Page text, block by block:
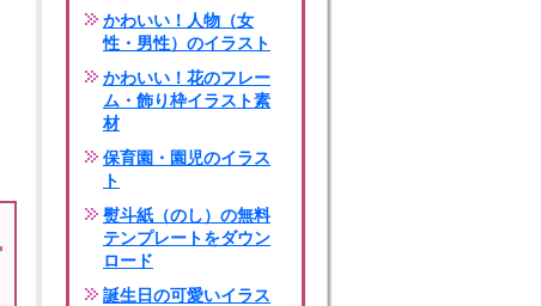
かわいい！人物（女
性・男性）のイラスト
かわいい！花のフレー
ム・飾り枠イラスト素
材
保育園・園児のイラス
ト
熨斗紙（のし）の無料
テンプレートをダウン
ロード
誕生日の可愛いイラス